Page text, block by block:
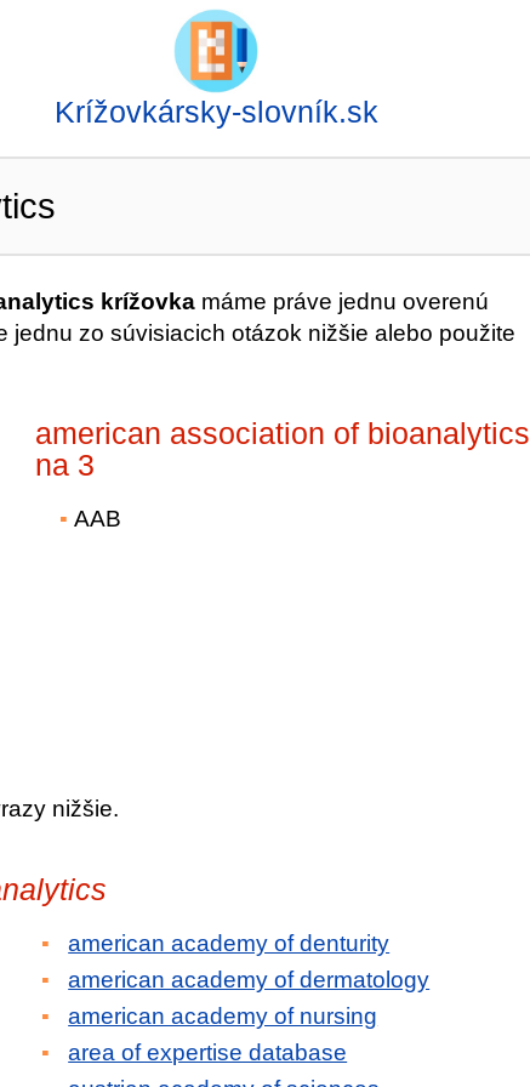
Krížovkársky-slovník.sk
krížovka máme práve jednu overenú
zo súvisiacich otázok nižšie alebo použite
american association of bioanalytics
na 3
AAB
nižšie.
american academy of denturity
american academy of dermatology
american academy of nursing
area of expertise database